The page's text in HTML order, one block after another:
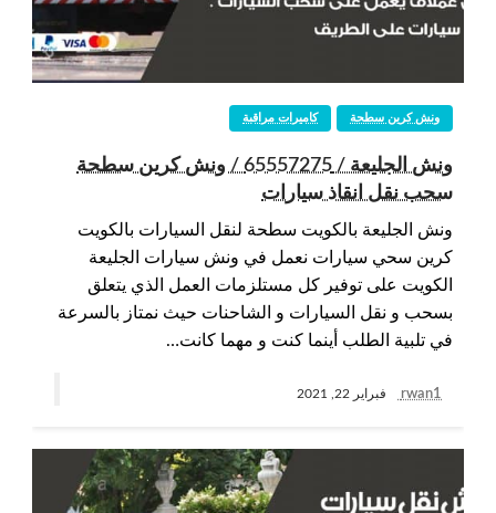
كاميرات مراقبة ونش كرين سطحة
ونش الجليعة / 65557275 / ونش كرين سطحة
سحب نقل انقاذ سيارات
ونش الجليعة بالكويت سطحة لنقل السيارات بالكويت
كرين سحي سيارات نعمل في ونش سيارات الجليعة
الكويت على توفير كل مستلزمات العمل الذي يتعلق
بسحب و نقل السيارات و الشاحنات حيث نمتاز بالسرعة
في تلبية الطلب أينما كنت و مهما كانت…
rwan1 فبراير 22, 2021